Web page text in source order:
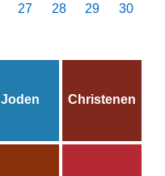
27 28 29
30
Joden Christenen